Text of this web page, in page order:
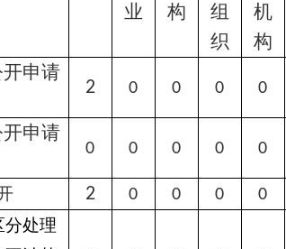
业
构
组
织
机
构
申请
2 0 0 0 0
申请
0 0 0 0 0
2 0 0 0 0
分处理